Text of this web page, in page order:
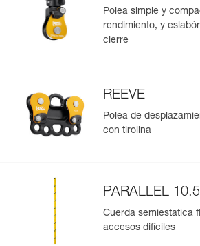
Polea simple y
rendimiento, y
cierre
REEVE
Polea de
con tirolina
PARALLEL
Cuerda semiestática
accesos difíciles